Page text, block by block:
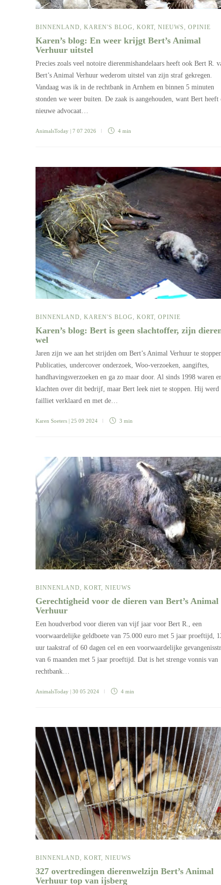
BINNENLAND, KAREN'S BLOG, KORT, NIEUWS, OPINIE
Karen’s blog: En weer krijgt Bert’s Animal
Verhuur uitstel
Precies zoals veel notoire dierenmishandelaars heeft ook Bert R.
Bert’s Animal Verhuur wederom uitstel van zijn straf gekregen.
Vandaag was ik in de rechtbank in Arnhem en binnen 5 minuten
stonden we weer buiten. De zaak is aangehouden, want Bert heeft
nieuwe advocaat…
AnimalsToday | 7 07 2026 4 min
BINNENLAND, KAREN'S BLOG, KORT, OPINIE
Karen’s blog: Bert is geen slachtoffer, zijn
wel
Jaren zijn we aan het strijden om Bert’s Animal Verhuur te
Publicaties, undercover onderzoek, Woo-verzoeken, aangiftes,
handhavingsverzoeken en ga zo maar door. Al sinds 1998 waren er
klachten over dit bedrijf, maar Bert leek niet te stoppen. Hij werd
failliet verklaard en met de…
Karen Soeters | 25 09 2024 3 min
BINNENLAND KORT NIEUWS
Gerechtigheid voor de dieren van Bert’s Animal
Verhuur
Een houdverbod voor dieren van vijf jaar voor Bert R., een
voorwaardelijke geldboete van 75.000 euro met 5 jaar proeftijd,
uur taakstraf of 60 dagen cel en een voorwaardelijke
van 6 maanden met 5 jaar proeftijd. Dat is het strenge vonnis van
rechtbank…
AnimalsToday | 30 05 2024 4 min
BINNENLAND KORT NIEUWS
327 overtredingen dierenwelzijn Bert’s Animal
Verhuur top van ijsberg